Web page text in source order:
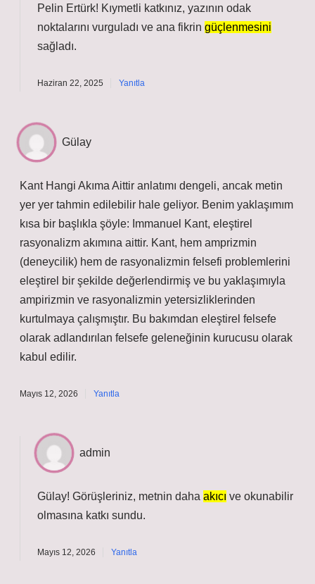
Pelin Ertürk! Kıymetli katkınız, yazının odak
noktalarını vurguladı ve ana fikrin güçlenmesini
sağladı.
Haziran 22, 2025 Yanıtla
Gülay
Kant Hangi Akıma Aittir anlatımı dengeli, ancak metin
yer yer tahmin edilebilir hale geliyor. Benim yaklaşımım
kısa bir başlıkla şöyle: Immanuel Kant, eleştirel
rasyonalizm akımına aittir. Kant, hem amprizmin
(deneycilik) hem de rasyonalizmin felsefi problemlerini
eleştirel bir şekilde değerlendirmiş ve bu yaklaşımıyla
ampirizmin ve rasyonalizmin yetersizliklerinden
kurtulmaya çalışmıştır. Bu bakımdan eleştirel felsefe
olarak adlandırılan felsefe geleneğinin kurucusu olarak
kabul edilir.
Mayıs 12, 2026 Yanıtla
admin
Gülay! Görüşleriniz, metnin daha akıcı ve okunabilir
olmasına katkı sundu.
Mayıs 12, 2026 Yanıtla